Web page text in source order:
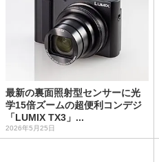
最新の裏面照射型センサーに光
学15倍ズームの超便利コンデジ
「LUMIX TX3」...
2026年5月25日